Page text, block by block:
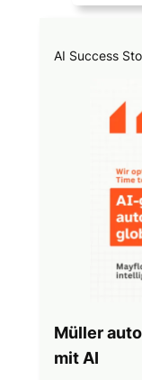
AI Success
Müller
mit AI